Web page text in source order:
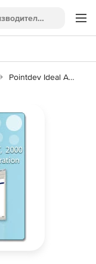
Pointdev Ideal Administration